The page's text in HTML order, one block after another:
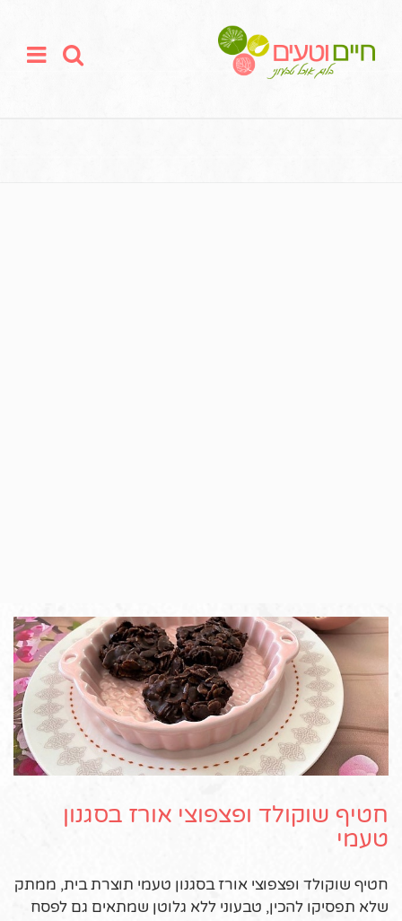
חטיף שוקולד ופצפוצי אורז בסגנון
טעמי
חטיף שוקולד ופצפוצי אורז בסגנון טעמי תוצרת בית, ממתק
שלא תפסיקו להכין, טבעוני ללא גלוטן שמתאים גם לפסח